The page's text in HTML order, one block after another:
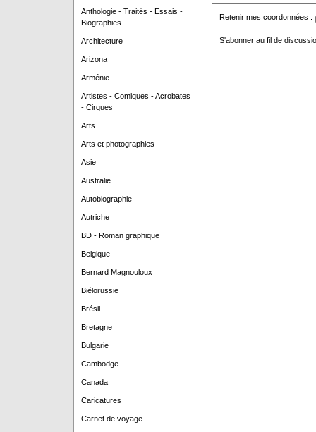
Anthologie - Traités - Essais -
Biographies
Architecture
Arizona
Arménie
Artistes - Comiques - Acrobates
- Cirques
Arts
Arts et photographies
Asie
Australie
Autobiographie
Autriche
BD - Roman graphique
Belgique
Bernard Magnouloux
Biélorussie
Brésil
Bretagne
Bulgarie
Cambodge
Canada
Caricatures
Carnet de voyage
Retenir mes coordonnées :
S'abonner au fil de